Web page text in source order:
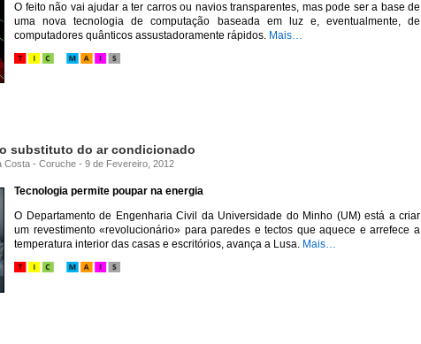
O feito não vai ajudar a ter carros ou navios transparentes, mas pode ser a base de
uma nova tecnologia de computação baseada em luz e, eventualmente, de
computadores quânticos assustadoramente rápidos. Mais…
substituto do ar condicionado
Costa - Coruche - 9 de Fevereiro, 2012
Tecnologia permite poupar na energia
O Departamento de Engenharia Civil da Universidade do Minho (UM) está a criar
um revestimento «revolucionário» para paredes e tectos que aquece e arrefece a
temperatura interior das casas e escritórios, avança a Lusa. Mais…